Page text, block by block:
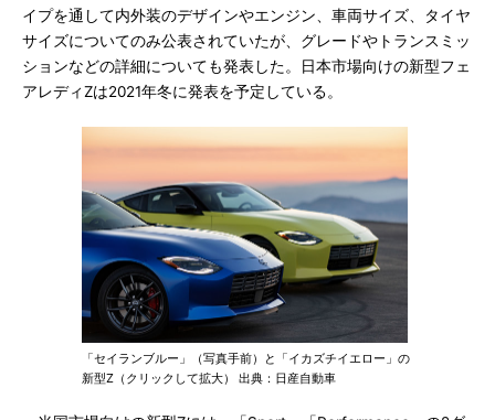
イプを通して内外装のデザインやエンジン、車両サイズ、タイヤ
サイズについてのみ公表されていたが、グレードやトランスミッ
ションなどの詳細についても発表した。日本市場向けの新型フェ
アレディZは2021年冬に発表を予定している。
「セイランブルー」（写真手前）と「イカズチイエロー」の
新型Z（クリックして拡大） 出典：日産自動車